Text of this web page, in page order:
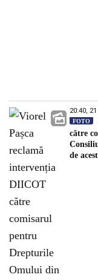
20:40,
FOTO
către
de